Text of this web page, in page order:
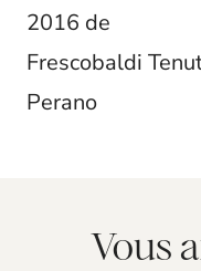
2016 de
Frescobaldi
Perano
Vous